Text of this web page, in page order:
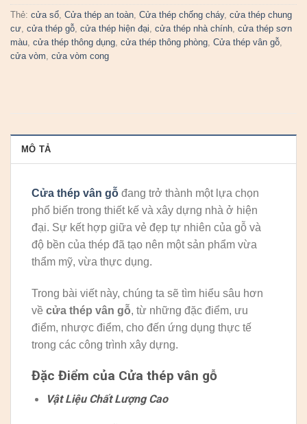
Thẻ: cửa sổ, Cửa thép an toàn, Cửa thép chống cháy, cửa thép chung
cư, cửa thép gỗ, cửa thép hiện đại, cửa thép nhà chính, cửa thép sơn
màu, cửa thép thông dụng, cửa thép thông phòng, Cửa thép vân gỗ,
cửa vòm, cửa vòm cong
MÔ TẢ
Cửa thép vân gỗ đang trở thành một lựa chọn
phổ biến trong thiết kế và xây dựng nhà ở hiện
đại. Sự kết hợp giữa vẻ đẹp tự nhiên của gỗ và
độ bền của thép đã tạo nên một sản phẩm vừa
thẩm mỹ, vừa thực dụng.
Trong bài viết này, chúng ta sẽ tìm hiểu sâu hơn
về cửa thép vân gỗ, từ những đặc điểm, ưu
điểm, nhược điểm, cho đến ứng dụng thực tế
trong các công trình xây dựng.
Đặc Điểm của Cửa thép vân gỗ
Vật Liệu Chất Lượng Cao